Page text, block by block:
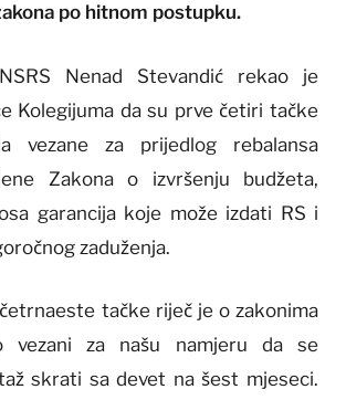
po hitnom postupku.
Nenad Stevandić rekao je
Kolegijuma da su prve četiri tačke
vezane za prijedlog rebalansa
Zakona o izvršenju budžeta,
garancija koje može izdati RS i
zaduženja.
tačke riječ je o zakonima
vezani za našu namjeru da se
skrati sa devet na šest mjeseci.